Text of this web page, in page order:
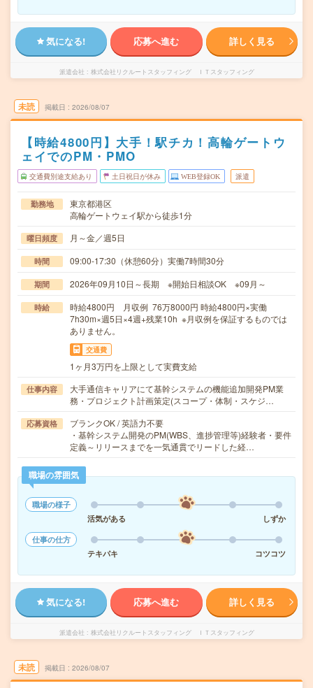
気になる! 応募へ進む 詳しく見る
派遣会社 株式会社リクルートスタッフィング ＩＴスタッフィング
未読 掲載日 2026/08/07
【時給4800円】大手！駅チカ！高輪ゲートウ
ェイでのPM・PMO
交通費別途支給あり 土日祝日が休み WEB登録OK 派遣
勤務地
東京都港区
高輪ゲートウェイ駅から徒歩1分
曜日頻度 月～金／週5日
時間 09:00-17:30（休憩60分）実働7時間30分
期間 2026年09月10日～長期 ※開始日相談OK ※09月～
時給
時給4800円 月収例 76万8000円 時給4800円×実働
7h30m×週5日×4週+残業10h ※月収例を保証するものでは
ありません。
交通費
1ヶ月3万円を上限として実費支給
仕事内容
大手通信キャリアにて基幹システムの機能追加開発PM業
務・プロジェクト計画策定(スコープ・体制・スケジ…
応募資格
ブランクOK / 英語力不要
・基幹システム開発のPM(WBS、進捗管理等)経験者・要件
定義～リリースまでを一気通貫でリードした経…
職場の雰囲気
職場の様子
活気がある
しずか
仕事の仕方
テキパキ
コツコツ
気になる! 応募へ進む 詳しく見る
派遣会社 株式会社リクルートスタッフィング ＩＴスタッフィング
未読 掲載日 2026/08/07